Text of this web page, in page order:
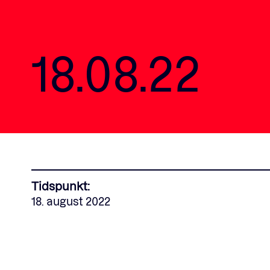
18.08.22
Tidspunkt:
18. august 2022